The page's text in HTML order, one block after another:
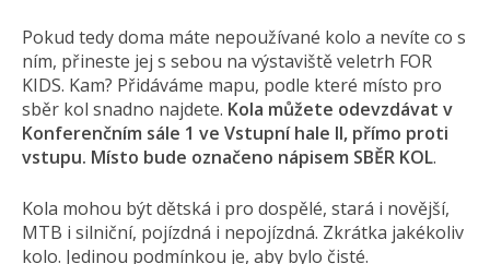
Pokud tedy doma máte nepoužívané kolo a nevíte co s
ním, přineste jej s sebou na výstaviště veletrh FOR
KIDS. Kam? Přidáváme mapu, podle které místo pro
sběr kol snadno najdete. Kola můžete odevzdávat v
Konferenčním sále 1 ve Vstupní hale II, přímo proti
vstupu. Místo bude označeno nápisem SBĚR KOL.
Kola mohou být dětská i pro dospělé, stará i novější,
MTB i silniční, pojízdná i nepojízdná. Zkrátka jakékoliv
kolo. Jedinou podmínkou je, aby bylo čisté.